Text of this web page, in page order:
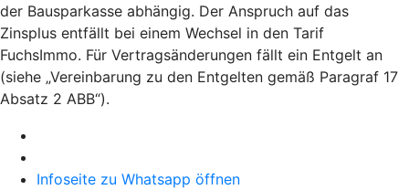
der Bausparkasse abhängig. Der Anspruch auf das
Zinsplus entfällt bei einem Wechsel in den Tarif
FuchsImmo. Für Vertragsänderungen fällt ein Entgelt an
(siehe „Vereinbarung zu den Entgelten gemäß Paragraf 17
Absatz 2 ABB“).
Infoseite zu Whatsapp öffnen